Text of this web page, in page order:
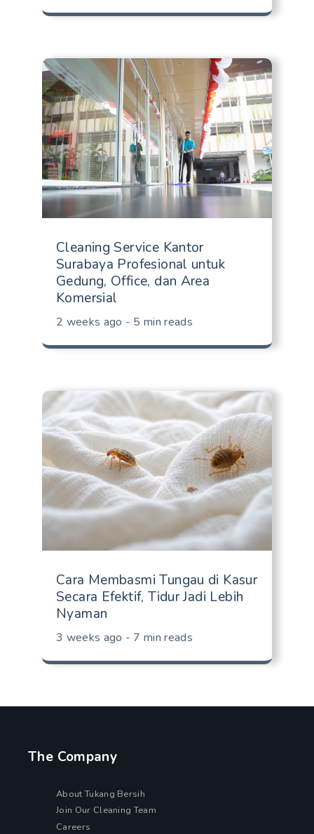
Cleaning Service Kantor
Surabaya Profesional untuk
Gedung, Office, dan Area
Komersial
2 weeks ago - 5 min reads
Cara Membasmi Tungau di Kasur
Secara Efektif, Tidur Jadi Lebih
Nyaman
3 weeks ago - 7 min reads
The Company
About Tukang Bersih
Join Our Cleaning Team
Careers